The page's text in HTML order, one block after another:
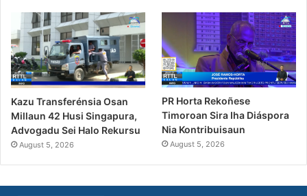
Kazu Transferénsia Osan
Millaun 42 Husi Singapura,
Advogadu Sei Halo Rekursu
August 5, 2026
PR Horta Rekoñese
Timoroan Sira Iha Diáspora
Nia Kontribuisaun
August 5, 2026